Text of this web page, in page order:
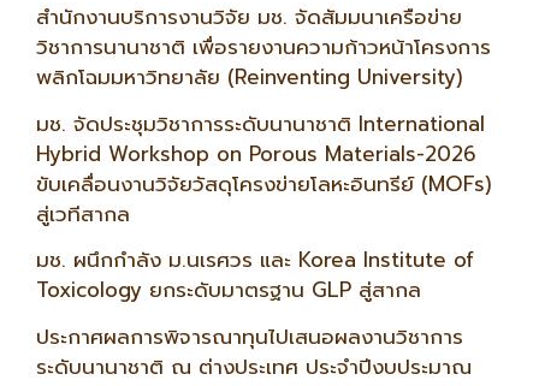
สำนักงานบริการงานวิจัย มช. จัดสัมมนาเครือข่าย
วิชาการนานาชาติ เพื่อรายงานความก้าวหน้าโครงการ
พลิกโฉมมหาวิทยาลัย (Reinventing University)
มช. จัดประชุมวิชาการระดับนานาชาติ International
Hybrid Workshop on Porous Materials-2026
ขับเคลื่อนงานวิจัยวัสดุโครงข่ายโลหะอินทรีย์ (MOFs)
สู่เวทีสากล
มช. ผนึกกำลัง ม.นเรศวร และ Korea Institute of
Toxicology ยกระดับมาตรฐาน GLP สู่สากล
ประกาศผลการพิจารณาทุนไปเสนอผลงานวิชาการ
ระดับนานาชาติ ณ ต่างประเทศ ประจำปีงบประมาณ